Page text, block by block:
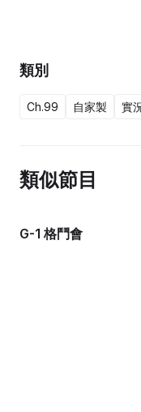
類別
Ch.99 自家製 實
類似節目
G-1 格鬥會